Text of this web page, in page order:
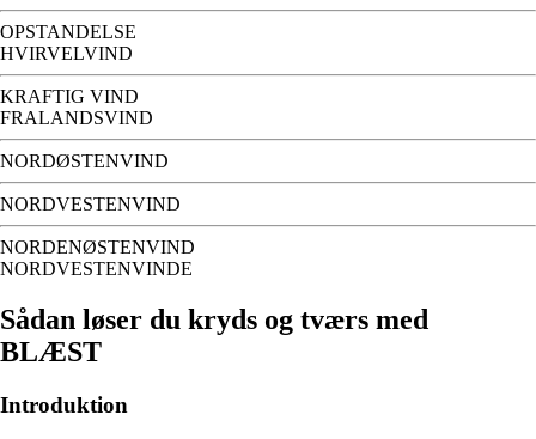
OPSTANDELSE
HVIRVELVIND
KRAFTIG VIND
FRALANDSVIND
NORDØSTENVIND
NORDVESTENVIND
NORDENØSTENVIND
NORDVESTENVINDE
Sådan løser du kryds og tværs med
BLÆST
Introduktion